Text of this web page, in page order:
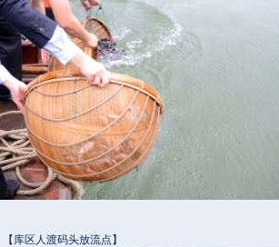
【库区人渡码头放流点】